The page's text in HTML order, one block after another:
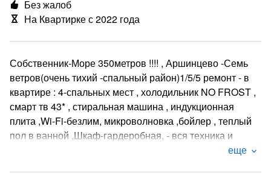
Без жалоб
На Квартирке с 2022 года
Собственник-Море 350метров !!!! , Аршинцево -Семь
ветров(очень тихий -спальный район)1/5/5 ремонт - в
квартире : 4-спальных мест , холодильник NO FROST ,
смарт тв 43* , стиральная машина , индукционная
плита ,Wi-Fi-безлим, микроволновка ,бойлер , теплый
пол в ванной ,Шкаф-гардеробная, - вся техника и
еще